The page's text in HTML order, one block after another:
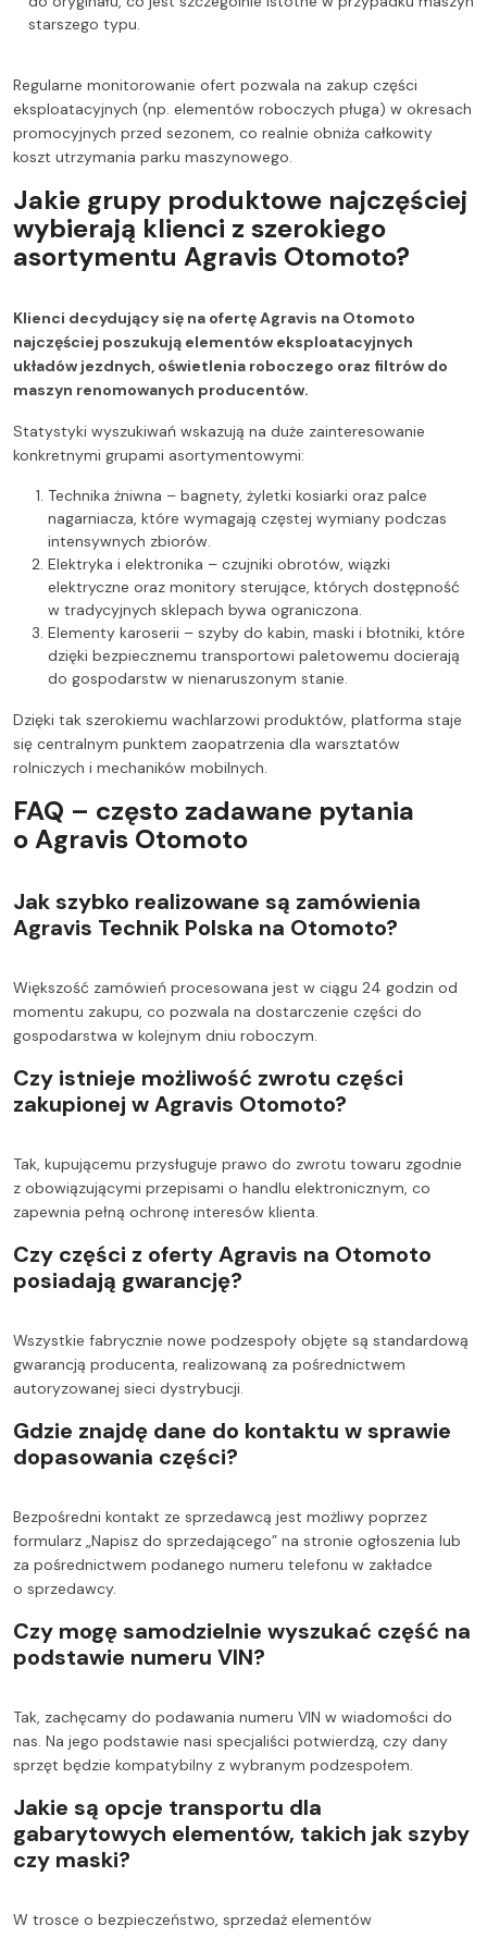
starszego typu.
Regularne monitorowanie ofert pozwala na zakup części
eksploatacyjnych (np. elementów roboczych pługa) w okresach
promocyjnych przed sezonem, co realnie obniża całkowity
koszt utrzymania parku maszynowego.
Jakie grupy produktowe najczęściej
wybierają klienci z szerokiego
asortymentu Agravis Otomoto?
Klienci decydujący się na ofertę Agravis na Otomoto
najczęściej poszukują elementów eksploatacyjnych
układów jezdnych, oświetlenia roboczego oraz filtrów do
maszyn renomowanych producentów.
Statystyki wyszukiwań wskazują na duże zainteresowanie
konkretnymi grupami asortymentowymi:
Technika żniwna – bagnety, żyletki kosiarki oraz palce
nagarniacza, które wymagają częstej wymiany podczas
intensywnych zbiorów.
Elektryka i elektronika – czujniki obrotów, wiązki
elektryczne oraz monitory sterujące, których dostępność
w tradycyjnych sklepach bywa ograniczona.
Elementy karoserii – szyby do kabin, maski i błotniki, które
dzięki bezpiecznemu transportowi paletowemu docierają
do gospodarstw w nienaruszonym stanie.
Dzięki tak szerokiemu wachlarzowi produktów, platforma staje
się centralnym punktem zaopatrzenia dla warsztatów
rolniczych i mechaników mobilnych.
FAQ – często zadawane pytania
o Agravis Otomoto
Jak szybko realizowane są zamówienia
Agravis Technik Polska na Otomoto?
Większość zamówień procesowana jest w ciągu 24 godzin od
momentu zakupu, co pozwala na dostarczenie części do
gospodarstwa w kolejnym dniu roboczym.
Czy istnieje możliwość zwrotu części
zakupionej w Agravis Otomoto?
Tak, kupującemu przysługuje prawo do zwrotu towaru zgodnie
z obowiązującymi przepisami o handlu elektronicznym, co
zapewnia pełną ochronę interesów klienta.
Czy części z oferty Agravis na Otomoto
posiadają gwarancję?
Wszystkie fabrycznie nowe podzespoły objęte są standardową
gwarancją producenta, realizowaną za pośrednictwem
autoryzowanej sieci dystrybucji.
Gdzie znajdę dane do kontaktu w sprawie
dopasowania części?
Bezpośredni kontakt ze sprzedawcą jest możliwy poprzez
formularz „Napisz do sprzedającego” na stronie ogłoszenia lub
za pośrednictwem podanego numeru telefonu w zakładce
o sprzedawcy.
Czy mogę samodzielnie wyszukać część na
podstawie numeru VIN?
Tak, zachęcamy do podawania numeru VIN w wiadomości do
nas. Na jego podstawie nasi specjaliści potwierdzą, czy dany
sprzęt będzie kompatybilny z wybranym podzespołem.
Jakie są opcje transportu dla
gabarytowych elementów, takich jak szyby
czy maski?
W trosce o bezpieczeństwo, sprzedaż elementów